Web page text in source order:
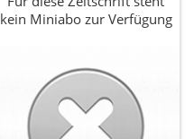
kein Miniabo zur Verfügung